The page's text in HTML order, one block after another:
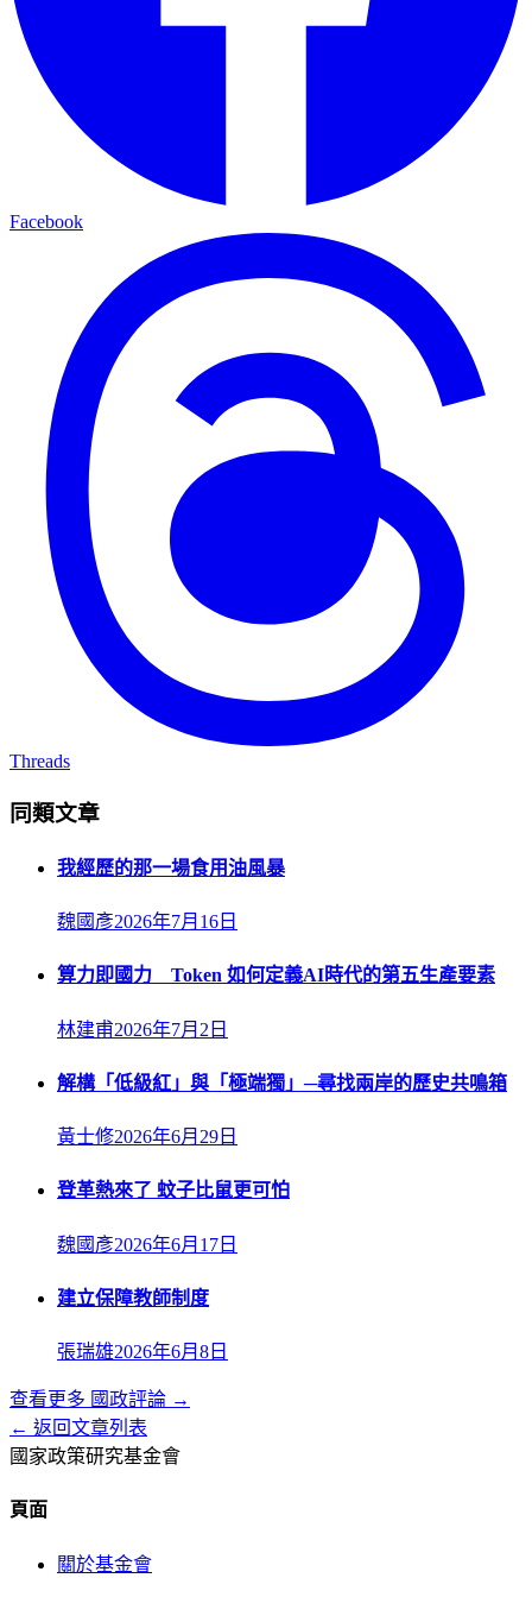
Facebook
Threads
同類文章
我經歷的那一場食用油風暴
魏國彥2026年7月16日
算力即國力 Token 如何定義AI時代的第五生產要素
林建甫2026年7月2日
解構「低級紅」與「極端獨」─尋找兩岸的歷史共鳴箱
黃士修2026年6月29日
登革熱來了 蚊子比鼠更可怕
魏國彥2026年6月17日
建立保障教師制度
張瑞雄2026年6月8日
查看更多 國政評論 →
← 返回文章列表
國家政策研究基金會
頁面
關於基金會